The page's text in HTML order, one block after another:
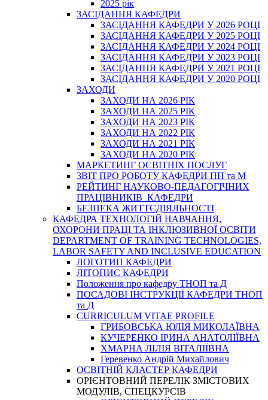
2025 рік
ЗАСІДАННЯ КАФЕДРИ
ЗАСІДАННЯ КАФЕДРИ У 2026 РОЦІ
ЗАСІДАННЯ КАФЕДРИ У 2025 РОЦІ
ЗАСІДАННЯ КАФЕДРИ У 2024 РОЦІ
ЗАСІДАННЯ КАФЕДРИ У 2023 РОЦІ
ЗАСІДАННЯ КАФЕДРИ У 2021 РОЦІ
ЗАСІДАННЯ КАФЕДРИ У 2020 РОЦІ
ЗАХОДИ
ЗАХОДИ НА 2026 РІК
ЗАХОДИ НА 2025 РІК
ЗАХОДИ НА 2023 РІК
ЗАХОДИ НА 2022 РІК
ЗАХОДИ НА 2021 РІК
ЗАХОДИ НА 2020 РІК
МАРКЕТИНГ ОСВІТНІХ ПОСЛУГ
3BIT ПРО РОБОТУ КАФЕДРИ ПП та М
РЕЙТИНГ НАУКОВО-ПЕДАГОГІЧНИХ
ПРАЦІВНИКІВ КАФЕДРИ
БЕЗПЕКА ЖИТТЄДІЯЛЬНОСТІ
КАФЕДРА ТЕХНОЛОГІЙ НАВЧАННЯ,
ОХОРОНИ ПРАЦІ ТА ІНКЛЮЗИВНОЇ ОСВІТИ
DEPARTMENT OF TRAINING TECHNOLOGIES,
LABOR SAFETY AND INCLUSIVE EDUCATION
ЛОГОТИП КАФЕДРИ
ЛІТОПИС КАФЕДРИ
Положення про кафедру ТНОП та Д
ПОСАДОВІ ІНСТРУКЦІЇ КАФЕДРИ ТНОП
та Д
CURRICULUM VITAE PROFILE
ГРИБОВСЬКА ЮЛІЯ МИКОЛАЇВНА
КУЧЕРЕНКО ІРИНА АНАТОЛІЇВНА
ХМАРНА ЛІЛІЯ ВІТАЛІЇВНА
Геревенко Андрій Михайлович
ОСВІТНІЙ КЛАСТЕР КАФЕДРИ
ОРІЄНТОВНИЙ ПЕРЕЛІК ЗМІСТОВИХ
МОДУЛІВ, СПЕЦКУРСІВ